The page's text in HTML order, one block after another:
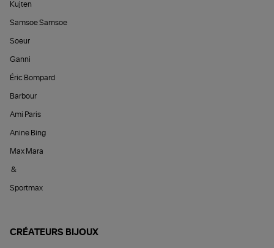
Kujten
Samsoe Samsoe
Soeur
Ganni
Éric Bompard
Barbour
Ami Paris
Anine Bing
Max Mara
&
Sportmax
CRÉATEURS BIJOUX